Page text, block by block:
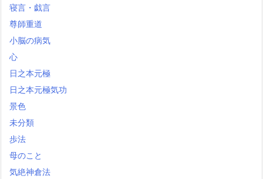
寝言・戯言
尊師重道
小脳の病気
心
日之本元極
日之本元極気功
景色
未分類
歩法
母のこと
気絶神倉法